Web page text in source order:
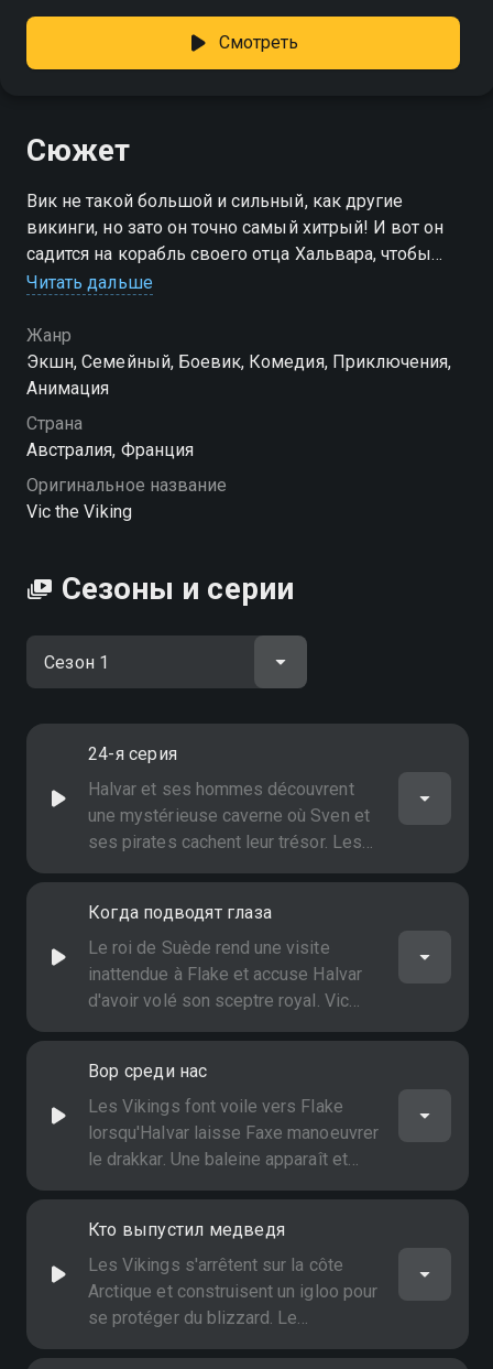
Смотреть
Сюжет
Вик не такой большой и сильный, как другие
викинги, но зато он точно самый хитрый! И вот он
садится на корабль своего отца Хальвара, чтобы
увидеть мир и встретиться лицом к лицу с морем и
Посмотреть онлайн 1 сезон сериала Викинг Вик вы
можете совершенно бесплатно в хорошем HD
качестве на Смотрёшке
Читать дальше
Жанр
Экшн, Cемейный, Боевик, Комедия, Приключения,
Анимация
Страна
Австралия, Франция
Оригинальное название
Vic the Viking
Сезоны и серии
24-я серия
Halvar et ses hommes découvrent
une mystérieuse caverne où Sven et
ses pirates cachent leur trésor. Les
mots échangés entre Sven et son
conservés dans des bulles de glace
Когда подводят глаза
Le roi de Suède rend une visite
inattendue à Flake et accuse Halvar
d'avoir volé son sceptre royal. Vic
doit découvrir pourquoi le roi pense
prouver que son père est innocent
Вор среди нас
Les Vikings font voile vers Flake
lorsqu'Halvar laisse Faxe manoeuvrer
le drakkar. Une baleine apparaît et
Faxe entraîne le bateau dans une
excitation, il envoie par accident la
baleine sur des hauts-fonds
Кто выпустил медведя
Les Vikings s'arrêtent sur la côte
Arctique et construisent un igloo pour
se protéger du blizzard. Le
lendemain, au réveil, la plaque de